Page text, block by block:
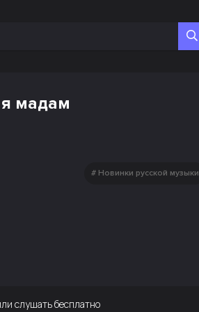
мадам
Новинки русской музыки
слушать бесплатно